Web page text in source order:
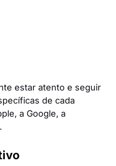
estar atento e seguir
de cada
a Google, a